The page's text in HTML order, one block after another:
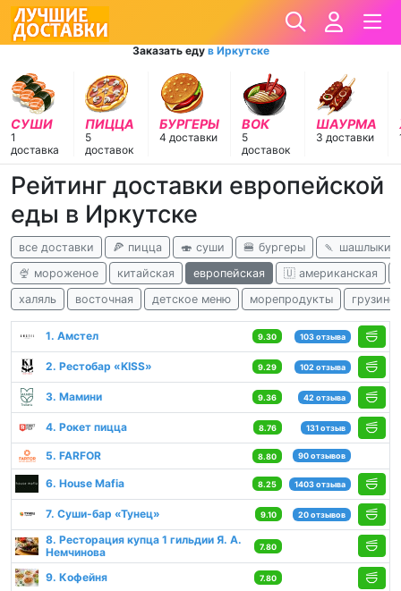
Заказать еду в Иркутске
СУШИ
1
доставка
ПИЦЦА
5
доставок
БУРГЕРЫ
4 доставки
ВОК
5
доставок
ШАУРМА
3 доставки
Рейтинг доставки европейской
еды в Иркутске
все доставки 🍕 пицца 🍣 суши 🍔 бургеры
🍡 шашлыки
🍨 мороженое
китайская европейская 🇺 американская
халяль
восточная детское меню морепродукты
1. Амстел 9.30 103 отзыва
2. Рестобар «KISS» 9.29 102 отзыва
3. Мамини 9.36 42 отзыва
4. Рокет пицца 8.76 131 отзыв
5. FARFOR 8.80 90 отзывов
6. House Mafia 8.25 1403 отзыва
7. Суши-бар «Тунец» 9.10 20 отзывов
8. Ресторация купца 1 гильдии Я. А.
Немчинова
7.80
9. Кофейня 7.80